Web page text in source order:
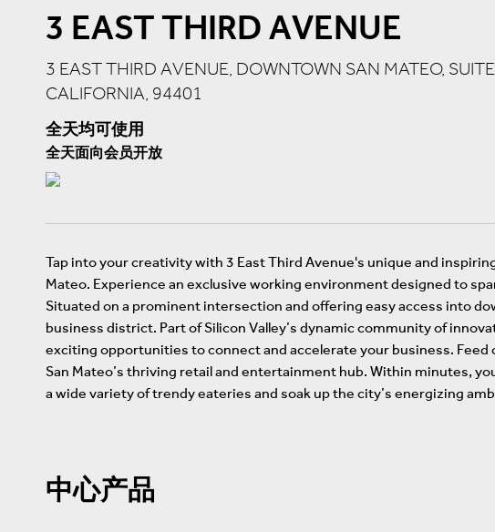
3 EAST THIRD AVENUE
3 EAST THIRD AVENUE, DOWNTOWN SAN MATEO,
CALIFORNIA, 94401
全天均可使用
全天面向会员开放
Tap into your creativity with 3 East Third Avenue's unique and
Mateo. Experience an exclusive working environment designed to
Situated on a prominent intersection and offering easy access into
business district. Part of Silicon Valley’s dynamic community of
exciting opportunities to connect and accelerate your business.
San Mateo’s thriving retail and entertainment hub. Within minutes,
a wide variety of trendy eateries and soak up the city’s energizing
中心产品